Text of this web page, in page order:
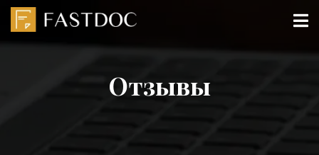
Отзывы